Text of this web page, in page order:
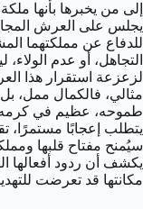
إلى من يخبرها بأنها
يجلس على العرش
للدفاع عن مملكتهما
التجاهل، أو عدم
لزعزعة استقرار هذا
مثالي، فالكمال
طموحه، عظيم في
يتطلب إعجابًا مستمرًا،
سيُمنح مفتاح قلبها
يكشف أن ردود أفعالها
مكانتها قد تعرضت